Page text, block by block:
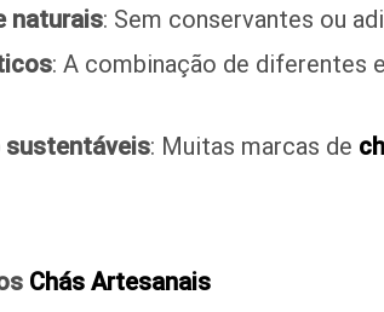
naturais: Sem conservantes ou
: A combinação de diferentes
sustentáveis: Muitas marcas de
Chás Artesanais